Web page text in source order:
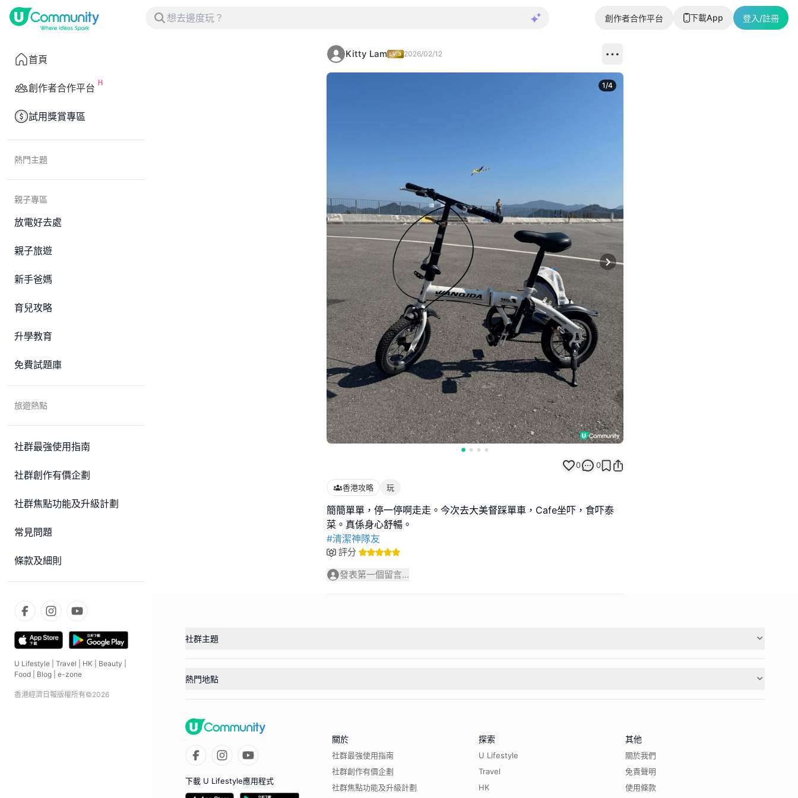
創作者合作平台 下載App 登入/註冊
首頁
創作者合作平台
試用獎賞專區
熱門主題
親子專區
放電好去處
親子旅遊
新手爸媽
育兒攻略
升學教育
免費試題庫
旅遊熱點
社群最強使用指南
社群創作有價企劃
社群焦點功能及升級計劃
常見問題
條款及細則
U Lifestyle Travel HK Beauty
Food
Blog e-zone
香港經濟日報版權所有©2026
Kitty Lam 2026/02/12
Next slide
1/4
0 0
香港攻略 玩
簡簡單單，停一停啊走走。今次去大美督踩單車，Cafe坐吓，食吓泰
#清潔神隊友
評分
發表第一個留言...
社群主題
熱門地點
下載 U Lifestyle應用程式
關於
社群最強使用指南
社群創作有價企劃
社群焦點功能及升級計劃
探索
U Lifestyle
Travel
HK
其他
關於我們
免責聲明
使用條款